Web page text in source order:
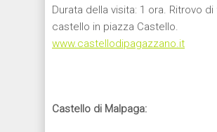
Durata della visita: 1 ora. Ritrovo
castello in piazza Castello.
www.castellodipagazzano.it
Castello di Malpaga: